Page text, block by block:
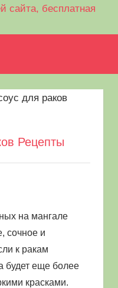
Рецепты
на мангале
сочное и
к ракам
будет еще более
красками.